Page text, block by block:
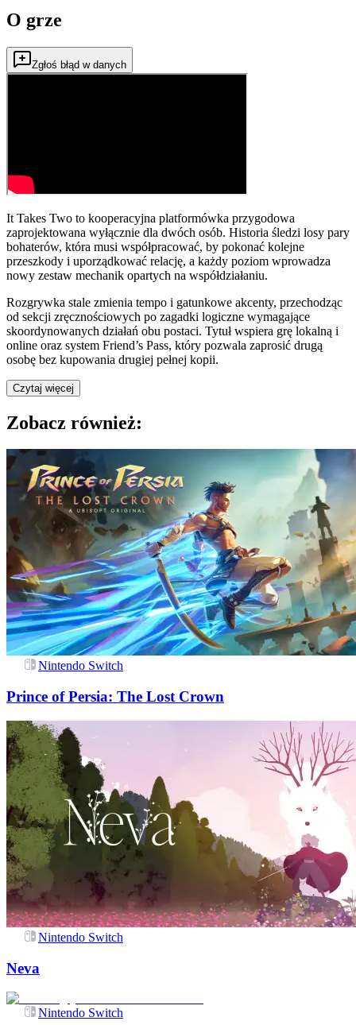
O grze
Zgłoś błąd w danych
It Takes Two to kooperacyjna platformówka przygodowa
zaprojektowana wyłącznie dla dwóch osób. Historia śledzi losy pary
bohaterów, która musi współpracować, by pokonać kolejne
przeszkody i uporządkować relację, a każdy poziom wprowadza
nowy zestaw mechanik opartych na współdziałaniu.
Rozgrywka stale zmienia tempo i gatunkowe akcenty, przechodząc
od sekcji zręcznościowych po zagadki logiczne wymagające
skoordynowanych działań obu postaci. Tytuł wspiera grę lokalną i
online oraz system Friend’s Pass, który pozwala zaprosić drugą
osobę bez kupowania drugiej pełnej kopii.
Czytaj więcej
Zobacz również:
Nintendo Switch
Prince of Persia: The Lost Crown
Nintendo Switch
Neva
Nintendo Switch